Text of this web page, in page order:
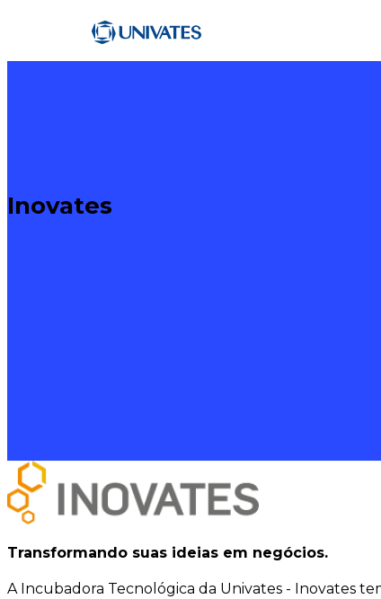
Inovates
Transformando suas ideias em negócios.
A Incubadora Tecnológica da Univates - Inovates